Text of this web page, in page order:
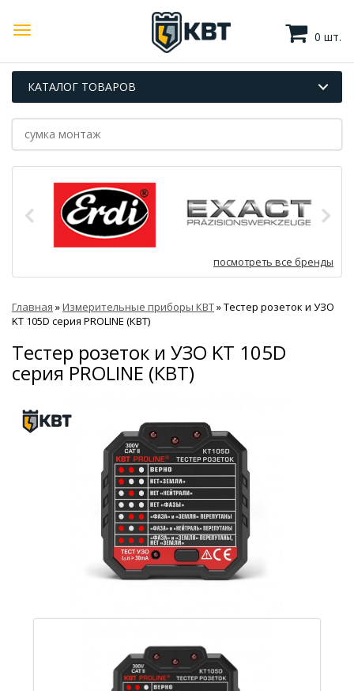
0 шт.
КАТАЛОГ ТОВАРОВ
посмотреть все бренды
Главная »Измерительные приборы КВТ»Тестер розеток и УЗО
KT 105D серия PROLINE (КВТ)
Тестер розеток и УЗО KT 105D
серия PROLINE (КВТ)